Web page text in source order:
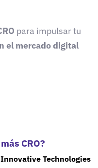
para impulsar tu
el mercado digital
CRO?
Innovative Technologies